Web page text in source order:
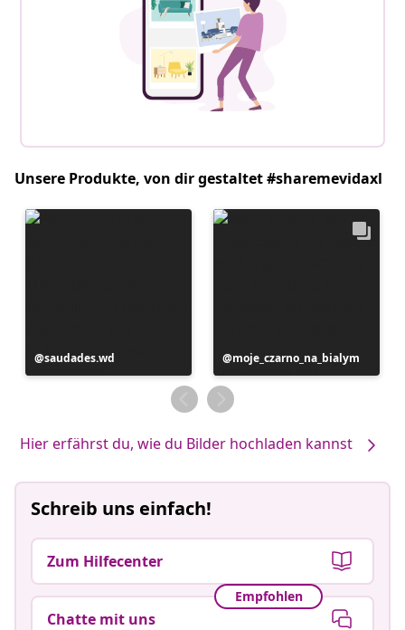
Unsere Produkte, von dir gestaltet #sharemevidaxl
Beitrag
veröffentlicht
saudades.wd
Beitrag
veröffentlicht
von
moje_czarno_na_bialym
Hier erfährst du, wie du Bilder hochladen kannst
Schreib uns einfach!
Zum Hilfecenter
Empfohlen
Chatte mit uns